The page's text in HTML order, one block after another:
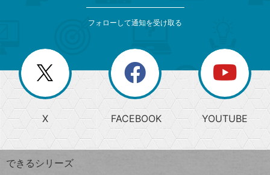
じ
る
search
検
索
上
昇
ワ
ー
閉
じ
る
ー
か
ら
探
す
フォローして通知を受け取る
X FACEBOOK YOUTUBE
できるシリーズ